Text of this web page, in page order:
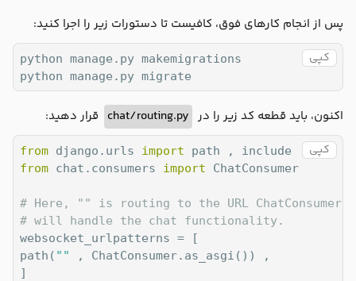
chatSocket.onmessage = function (e) {
const data = JSON.parse(e.data);
var div = document.createElement( "div");
	div.innerHTML = data.username +
document
.querySelector(
</script>
</body>
پس از انجام کارهای فوق، کافیست تا دستورات زیر را اجرا کنید:
کپی
python manage.py makemigrations
python manage.py migrate
اکنون، باید قطعه کد زیر را در chat/routing.py قرار دهید:
کپی from django.urls import
from chat.consumers import ChatConsumer
# Here, "" is routing to the URL ChatConsumer
# will handle the chat functionality.
websocket_urlpatterns = [
path( "" , ChatConsumer.as_asgi()) ,
]